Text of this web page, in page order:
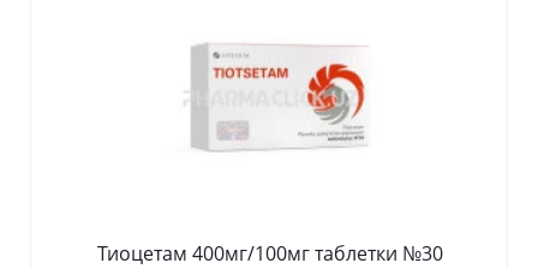
Тиоцетам 400мг/100мг таблетки №30